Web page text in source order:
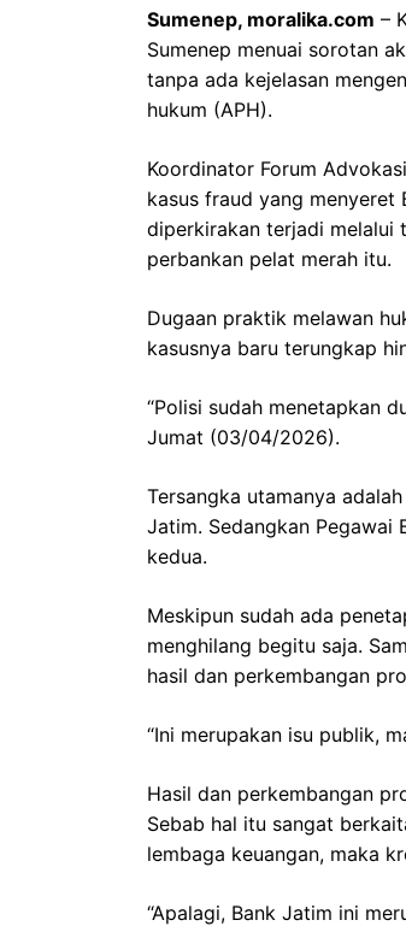
Sumenep, moralika.com –
Sumenep menuai sorotan
tanpa ada kejelasan
hukum (APH).
Koordinator Forum
kasus fraud yang menyeret
diperkirakan terjadi melalui
perbankan pelat merah itu.
Dugaan praktik melawan
kasusnya baru terungkap
“Polisi sudah menetapkan
Jumat (03/04/2026).
Tersangka utamanya
Jatim. Sedangkan Pegawai
kedua.
Meskipun sudah ada
menghilang begitu saja.
hasil dan perkembangan
“Ini merupakan isu publik,
Hasil dan perkembangan
Sebab hal itu sangat
lembaga keuangan, maka
“Apalagi, Bank Jatim ini